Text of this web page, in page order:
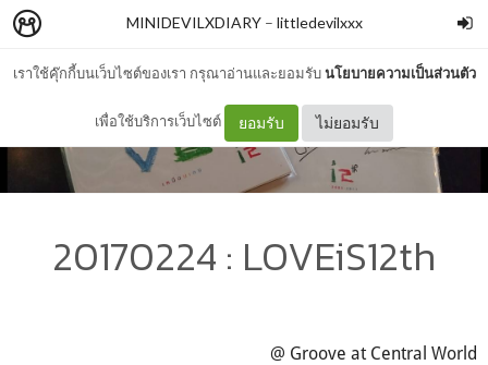
เราใช้คุ๊กกี้บนเว็บไซต์ของเรา กรุณาอ่านและยอมรับนโยบายความเป็นส่วนตัว
เพื่อใช้บริการเว็บไซต์ ยอมรับ ไม่ยอมรับ
MINIDEVILXDIARY– littledevilxxx
20170224 : LOVEiS12th
@ Groove at Central World